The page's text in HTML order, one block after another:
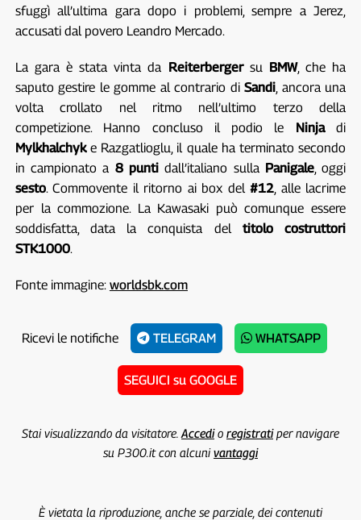
sfuggì all’ultima gara dopo i problemi, sempre a Jerez,
accusati dal povero Leandro Mercado.
La gara è stata vinta da Reiterbergersu BMW, che ha
saputo gestire le gomme al contrario diSandi, ancora una
volta crollato nel ritmo nell’ultimo terzo della
competizione. Hanno concluso il podio le Ninjadi
Mylkhalchyke Razgatlioglu, il quale ha terminato secondo
in campionato a 8 punti dall’italiano sulla Panigale, oggi
sesto. Commovente il ritorno ai box del#12, alle lacrime
per la commozione. La Kawasaki può comunque essere
soddisfatta, data la conquista del titolo costruttori
STK1000.
Fonte immagine: worldsbk.com
Ricevi le notifiche TELEGRAM WHATSAPP
SEGUICI su GOOGLE
Stai visualizzando da visitatore. Accedio registratiper navigare
su P300.it con alcunivantaggi
È vietata la riproduzione, anche se parziale, dei contenuti